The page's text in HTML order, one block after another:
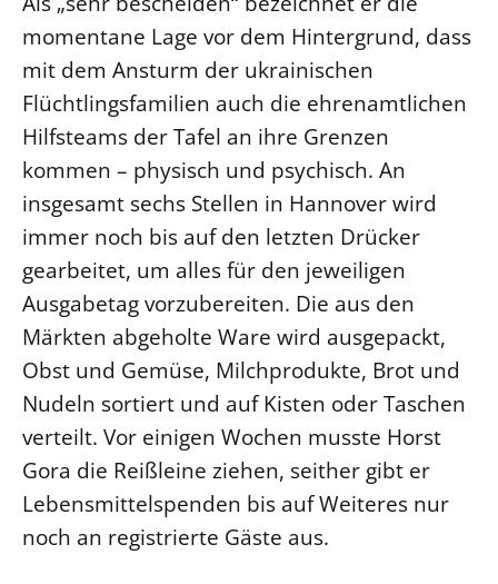
momentane Lage vor dem Hintergrund, dass
mit dem Ansturm der ukrainischen
Flüchtlingsfamilien auch die ehrenamtlichen
Hilfsteams der Tafel an ihre Grenzen
kommen – physisch und psychisch. An
insgesamt sechs Stellen in Hannover wird
immer noch bis auf den letzten Drücker
gearbeitet, um alles für den jeweiligen
Ausgabetag vorzubereiten. Die aus den
Märkten abgeholte Ware wird ausgepackt,
Obst und Gemüse, Milchprodukte, Brot und
Nudeln sortiert und auf Kisten oder Taschen
verteilt. Vor einigen Wochen musste Horst
Gora die Reißleine ziehen, seither gibt er
Lebensmittelspenden bis auf Weiteres nur
noch an registrierte Gäste aus.